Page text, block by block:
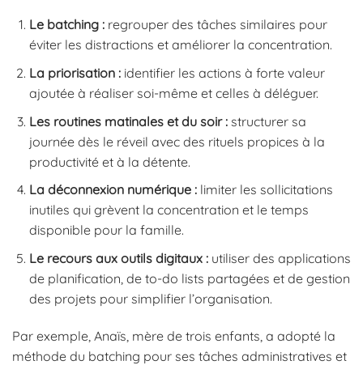
Le batching :regrouper des tâches similaires pour
éviter les distractions et améliorer la concentration.
La priorisation :identifier les actions à forte valeur
ajoutée à réaliser soi-même et celles à déléguer.
Les routines matinales et du soir :structurer sa
journée dès le réveil avec des rituels propices à la
productivité et à la détente.
La déconnexion numérique :limiter les sollicitations
inutiles qui grèvent la concentration et le temps
disponible pour la famille.
Le recours aux outils digitaux :utiliser des applications
de planification, de to-do lists partagées et de gestion
des projets pour simplifier l’organisation.
Par exemple, Anaïs, mère de trois enfants, a adopté la
méthode du batching pour ses tâches administratives et